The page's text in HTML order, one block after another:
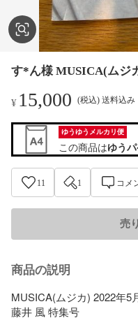
す*ん様 MUSICA(ムジ
¥ 15,000 (税込) 送料込み
ゆうゆうメルカリ便
この商品はゆう
11 1 コメ
売
商品の説明
MUSICA(ムジカ) 2022年5
藤井 風 特集号